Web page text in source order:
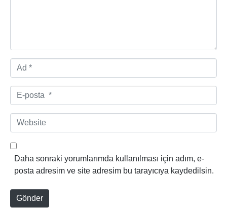
d
*
-
p
t
W
e
b
e
Daha sonraki yorumlarımda kullanılması için adım, e-
posta adresim ve site adresim bu tarayıcıya kaydedilsin.
Gönder